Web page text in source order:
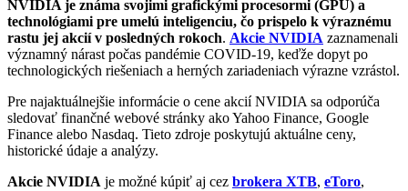
NVIDIA je známa svojimi grafickými procesormi (GPU) a
technológiami pre umelú inteligenciu, čo prispelo k výraznému
rastu jej akcií v posledných rokoch. Akcie NVIDIA zaznamenali
významný nárast počas pandémie COVID-19, keďže dopyt po
technologických riešeniach a herných zariadeniach výrazne vzrástol.
Pre najaktuálnejšie informácie o cene akcií NVIDIA sa odporúča
sledovať finančné webové stránky ako Yahoo Finance, Google
Finance alebo Nasdaq. Tieto zdroje poskytujú aktuálne ceny,
historické údaje a analýzy.
Akcie NVIDIA je možné kúpiť aj cez brokera XTB, eToro,